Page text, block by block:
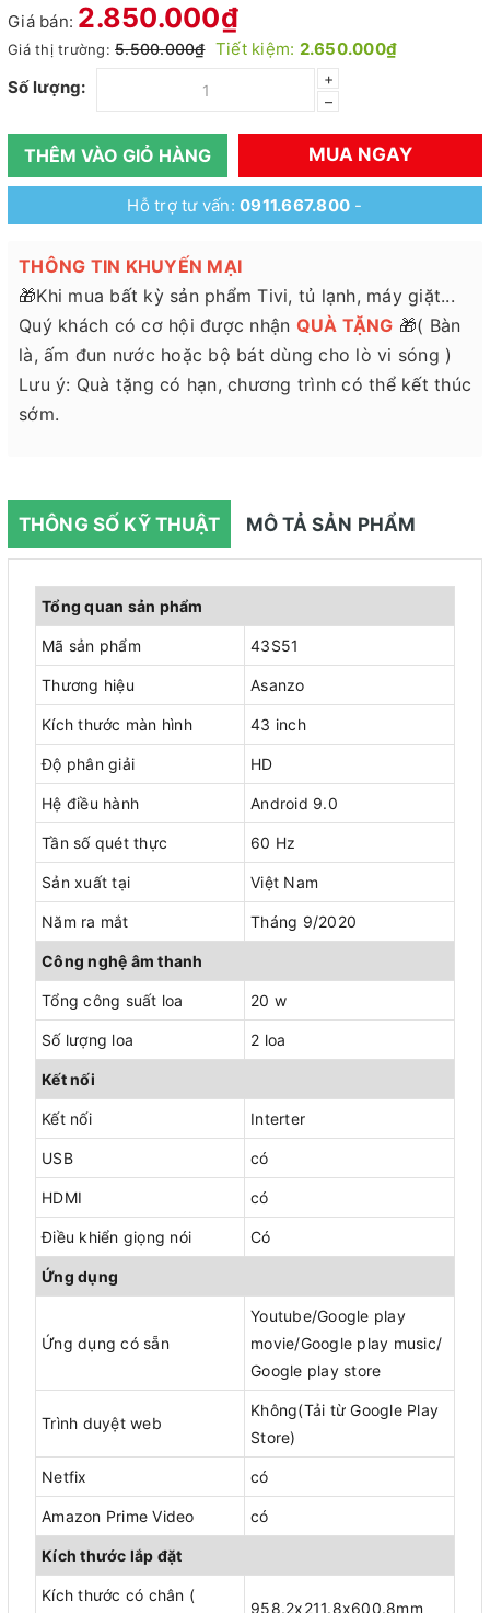
Giá bán: 2.850.000₫
Giá thị trường: 5.500.000₫ Tiết kiệm: 2.650.000₫
Số lượng:
+
–
THÊM VÀO GIỎ HÀNG MUA NGAY
Hỗ trợ tư vấn:0911.667.800 -
THÔNG TIN KHUYẾN MẠI
🎁Khi mua bất kỳ sản phẩm Tivi, tủ lạnh, máy giặt...
Quý khách có cơ hội được nhận QUÀ TẶNG 🎁( Bàn
là, ấm đun nước hoặc bộ bát dùng cho lò vi sóng )
Lưu ý: Quà tặng có hạn, chương trình có thể kết thúc
sớm.
THÔNG SỐ KỸ THUẬT MÔ TẢ SẢN PHẨM
Tổng quan sản phẩm
Mã sản phẩm 43S51
Thương hiệu Asanzo
Kích thước màn hình 43 inch
Độ phân giải HD
Hệ điều hành Android 9.0
Tần số quét thực 60 Hz
Sản xuất tại Việt Nam
Năm ra mắt Tháng 9/2020
Công nghệ âm thanh
Tổng công suất loa 20 w
Số lượng loa 2 loa
Kết nối
Kết nối Interter
USB có
HDMI có
Điều khiển giọng nói Có
Ứng dụng
Ứng dụng có sẵn
Youtube/Google play
movie/Google play music/
Google play store
Trình duyệt web
Không(Tải từ Google Play
Store)
Netfix có
Amazon Prime Video có
Kích thước lắp đặt
Kích thước có chân (
958.2x211.8x600.8mm